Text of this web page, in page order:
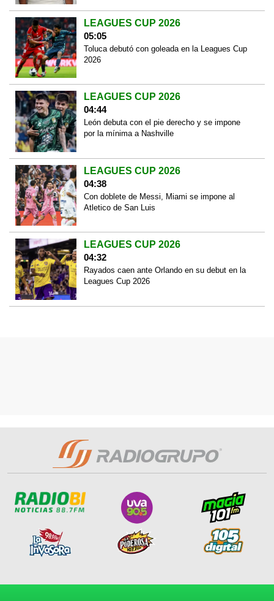
LEAGUES CUP 2026
05:05
Toluca debutó con goleada en la Leagues Cup
2026
LEAGUES CUP 2026
04:44
León debuta con el pie derecho y se impone
por la mínima a Nashville
LEAGUES CUP 2026
04:38
Con doblete de Messi, Miami se impone al
Atletico de San Luis
LEAGUES CUP 2026
04:32
Rayados caen ante Orlando en su debut en la
Leagues Cup 2026